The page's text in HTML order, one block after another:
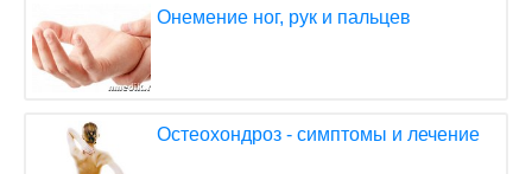
Онемение ног, рук и пальцев
Остеохондроз - симптомы и лечение